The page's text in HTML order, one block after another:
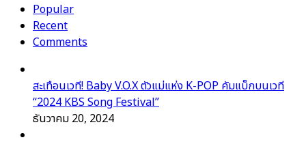
Popular
Recent
Comments
สะเทือนเวที! Baby V.O.X ตัวแม่แห่ง K-POP คัมแบ็กบนเวที
“2024 KBS Song Festival”
ธันวาคม 20, 2024